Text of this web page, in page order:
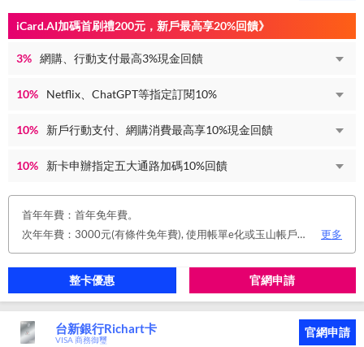
iCard.AI加碼首刷禮200元，新戶最高享20%回饋》
3% 網購、行動支付最高3%現金回饋
10% Netflix、ChatGPT等指定訂閱10%
10% 新戶行動支付、網購消費最高享10%現金回饋
10% 新卡申辦指定五大通路加碼10%回饋
首年年費：首年免年費。
次年年費：3000元(有條件免年費), 使用帳單e化或玉山帳戶自動扣繳信用卡款或任消費一筆享免年費優惠。
更多
整卡優惠 官網申請
台新銀行Richart卡
VISA 商務御璽
官網申請